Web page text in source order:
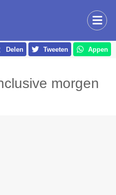
morgen
Delen Tweeten Appen